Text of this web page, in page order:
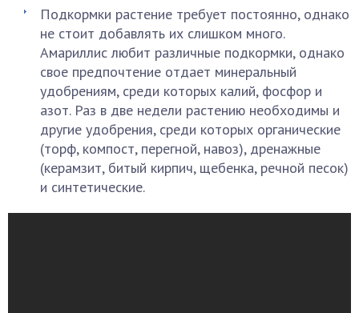
Подкормки растение требует постоянно, однако
не стоит добавлять их слишком много.
Амариллис любит различные подкормки, однако
свое предпочтение отдает минеральный
удобрениям, среди которых калий, фосфор и
азот. Раз в две недели растению необходимы и
другие удобрения, среди которых органические
(торф, компост, перегной, навоз), дренажные
(керамзит, битый кирпич, щебенка, речной песок)
и синтетические.